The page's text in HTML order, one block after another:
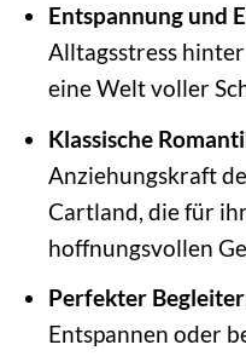
Entspannung und
Alltagsstress
eine Welt voller
Klassische
Anziehungskraft
Cartland, die für
hoffnungsvollen
Perfekter
Entspannen oder